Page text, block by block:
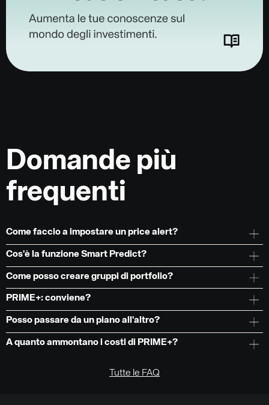
Domande più
frequenti
Come faccio a impostare un price alert?
Cos'è la funzione Smart Predict?
Come posso creare gruppi di portfolio?
PRIME+: conviene?
Posso passare da un piano all'altro?
A quanto ammontano i costi di PRIME+?
Tutte le FAQ